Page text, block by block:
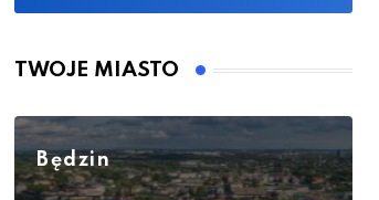
TWOJE MIASTO
Będzin